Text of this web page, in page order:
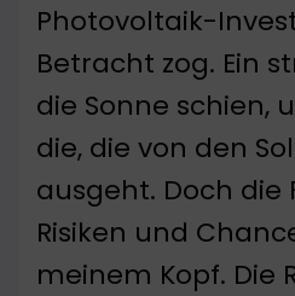
Photovoltaik-
Betracht zog. Ein
die Sonne schien,
die, die von den
ausgeht. Doch die
Risiken und
meinem Kopf. Die